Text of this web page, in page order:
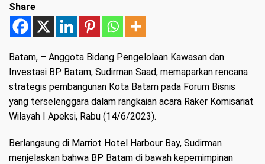
Share
Batam, – Anggota Bidang Pengelolaan Kawasan dan
Investasi BP Batam, Sudirman Saad, memaparkan rencana
strategis pembangunan Kota Batam pada Forum Bisnis
yang terselenggara dalam rangkaian acara Raker Komisariat
Wilayah I Apeksi, Rabu (14/6/2023).
Berlangsung di Marriot Hotel Harbour Bay, Sudirman
menjelaskan bahwa BP Batam di bawah kepemimpinan